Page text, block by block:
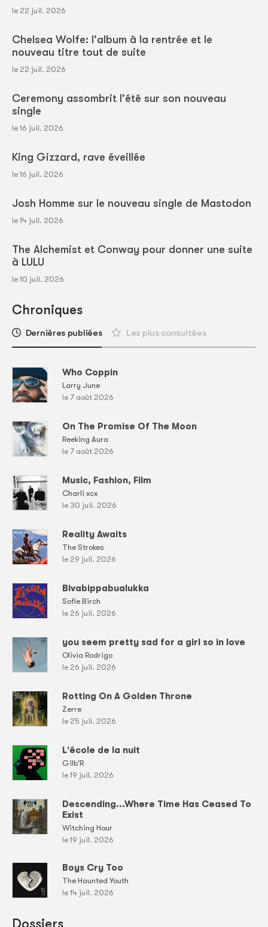
le 22 juil. 2026
Chelsea Wolfe: l'album à la rentrée et le
nouveau titre tout de suite
le 22 juil. 2026
Ceremony assombrit l'été sur son nouveau
single
le 16 juil. 2026
King Gizzard, rave éveillée
le 16 juil. 2026
Josh Homme sur le nouveau single de Mastodon
le 14 juil. 2026
The Alchemist et Conway pour donner une suite
à LULU
le 10 juil. 2026
Chroniques
Dernières publiées Les plus consultées
Who Coppin
Larry June
le 7 août 2026
On The Promise Of The Moon
Reeking Aura
le 7 août 2026
Music, Fashion, Film
Charli xcx
le 30 juil. 2026
Reality Awaits
The Strokes
le 29 juil. 2026
Bivabippabualukka
Sofie Birch
le 26 juil. 2026
you seem pretty sad for a girl so in love
Olivia Rodrigo
le 26 juil. 2026
Rotting On A Golden Throne
Zerre
le 25 juil. 2026
L'école de la nuit
Gilb'R
le 19 juil. 2026
Descending...Where Time Has Ceased To
Exist
Witching Hour
le 19 juil. 2026
Boys Cry Too
The Haunted Youth
le 14 juil. 2026
Dossiers